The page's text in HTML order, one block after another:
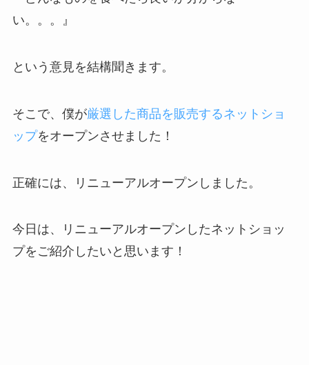
い。。。』
という意見を結構聞きます。
そこで、僕が厳選した商品を販売するネットショ
ップをオープンさせました！
正確には、リニューアルオープンしました。
今日は、リニューアルオープンしたネットショッ
プをご紹介したいと思います！